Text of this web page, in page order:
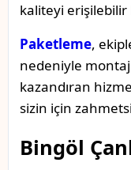
kaliteyi erişilebilir
Paketleme,
nedeniyle
kazandıran
sizin için
Bingöl